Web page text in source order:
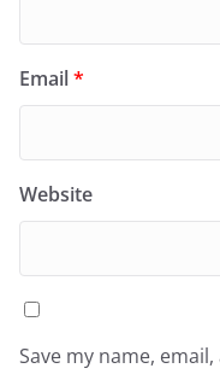
Email*
Website
Save my name,